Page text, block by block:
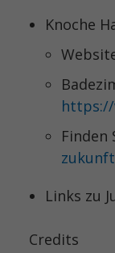
#8
007 #7 -
001
KA1 #1 -
112
Knoche
https://
Finden
Links zu
Credits